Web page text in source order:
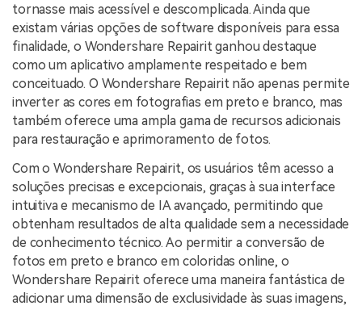
tornasse mais acessível e descomplicada. Ainda que
existam várias opções de software disponíveis para essa
finalidade, o Wondershare Repairit ganhou destaque
como um aplicativo amplamente respeitado e bem
conceituado. O Wondershare Repairit não apenas permite
inverter as cores em fotografias em preto e branco, mas
também oferece uma ampla gama de recursos adicionais
para restauração e aprimoramento de fotos.
Com o Wondershare Repairit, os usuários têm acesso a
soluções precisas e excepcionais, graças à sua interface
intuitiva e mecanismo de IA avançado, permitindo que
obtenham resultados de alta qualidade sem a necessidade
de conhecimento técnico. Ao permitir a conversão de
fotos em preto e branco em coloridas online, o
Wondershare Repairit oferece uma maneira fantástica de
adicionar uma dimensão de exclusividade às suas imagens,